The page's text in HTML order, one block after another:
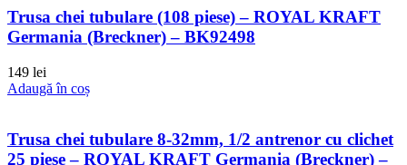
Trusa chei tubulare (108 piese) – ROYAL KRAFT
Germania (Breckner) – BK92498
149 lei
Adaugă în coș
Trusa chei tubulare 8-32mm, 1/2 antrenor cu clichet
25 piese – ROYAL KRAFT Germania (Breckner) –